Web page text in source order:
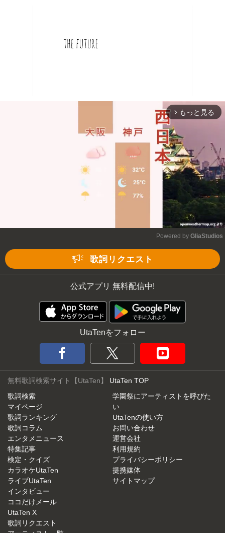
arrow_forward_ios もっと見る
Powered by GliaStudios
歌詞リクエスト
公式アプリ 無料配信中!
UtaTenをフォロー
無料歌詞検索サイト【UtaTen】 UtaTen TOP
歌詞検索
マイページ
歌詞ランキング
歌詞コラム
エンタメニュース
特集記事
検定・クイズ
カラオケUtaTen
ライブUtaTen
インタビュー
ココだけメール
UtaTen X
歌詞リクエスト
学園祭にアーティストを呼びた
い
UtaTenの使い方
お問い合わせ
運営会社
利用規約
プライバシーポリシー
提携媒体
サイトマップ